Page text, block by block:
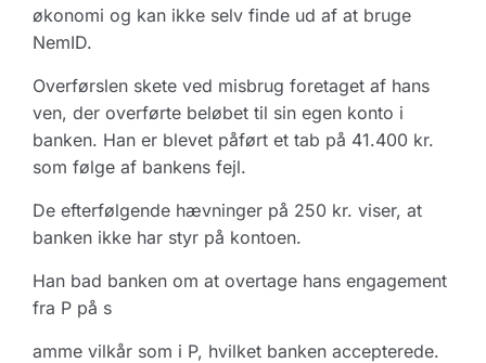
økonomi og kan ikke selv finde ud af at bruge
NemID.
Overførslen skete ved misbrug foretaget af hans
ven, der overførte beløbet til sin egen konto i
banken. Han er blevet påført et tab på 41.400 kr.
som følge af bankens fejl.
De efterfølgende hævninger på 250 kr. viser, at
banken ikke har styr på kontoen.
Han bad banken om at overtage hans engagement
fra P på s
amme vilkår som i P, hvilket banken accepterede.